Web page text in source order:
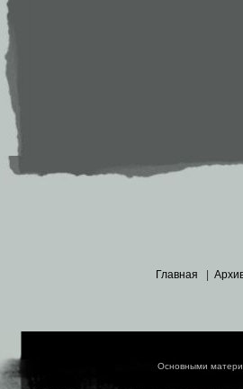
Главная
Основными